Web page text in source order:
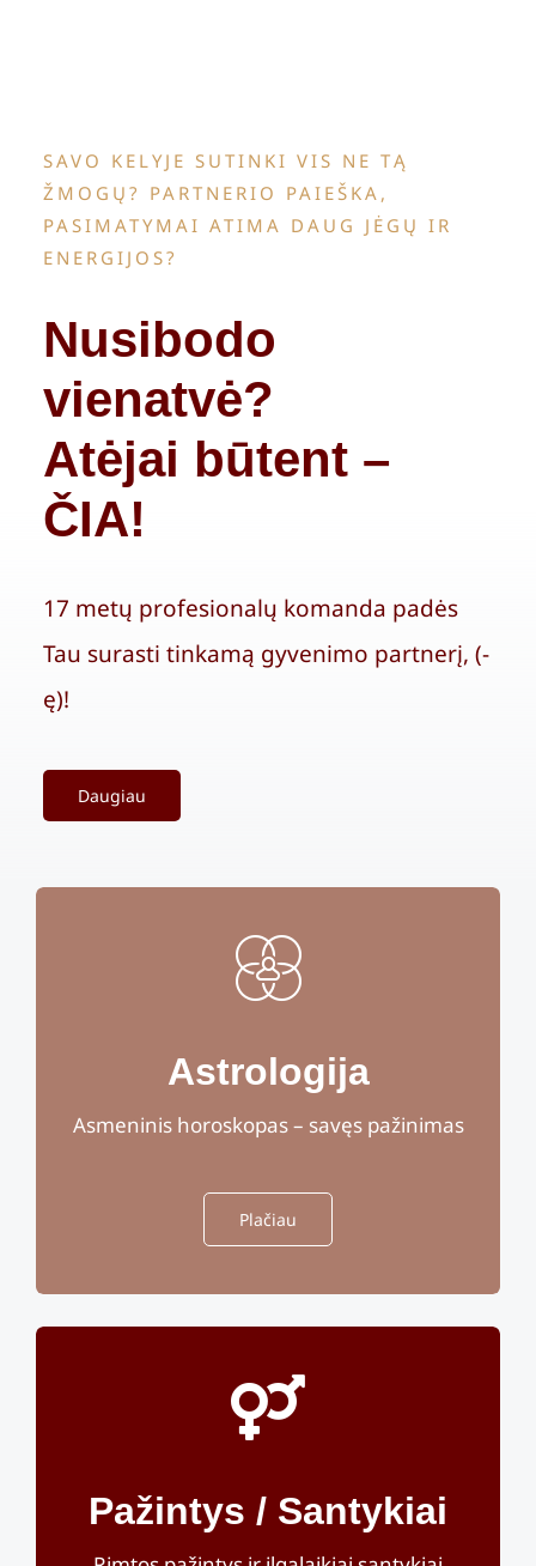
SAVO KELYJE SUTINKI VIS NE TĄ
ŽMOGŲ? PARTNERIO PAIEŠKA,
PASIMATYMAI ATIMA DAUG JĖGŲ IR
ENERGIJOS?
Nusibodo
vienatvė?
Atėjai būtent –
ČIA!
17 metų profesionalų komanda padės
Tau surasti tinkamą gyvenimo partnerį, (-
ę)!
Daugiau
Astrologija
Asmeninis horoskopas – savęs pažinimas
Plačiau
Pažintys / Santykiai